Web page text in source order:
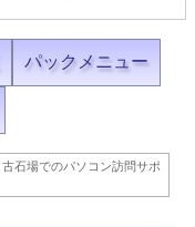
パックメニュー
古石場でのパソコン訪問サポ